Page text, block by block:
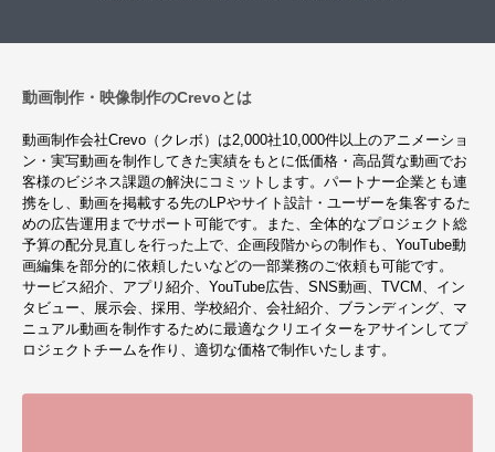
動画制作・映像制作のCrevoとは
動画制作会社Crevo（クレボ）は2,000社10,000件以上のアニメーショ
ン・実写動画を制作してきた実績をもとに低価格・高品質な動画でお
客様のビジネス課題の解決にコミットします。パートナー企業とも連
携をし、動画を掲載する先のLPやサイト設計・ユーザーを集客するた
めの広告運用までサポート可能です。また、全体的なプロジェクト総
予算の配分見直しを行った上で、企画段階からの制作も、YouTube動
画編集を部分的に依頼したいなどの一部業務のご依頼も可能です。
サービス紹介、アプリ紹介、YouTube広告、SNS動画、TVCM、イン
タビュー、展示会、採用、学校紹介、会社紹介、ブランディング、マ
ニュアル動画を制作するために最適なクリエイターをアサインしてプ
ロジェクトチームを作り、適切な価格で制作いたします。